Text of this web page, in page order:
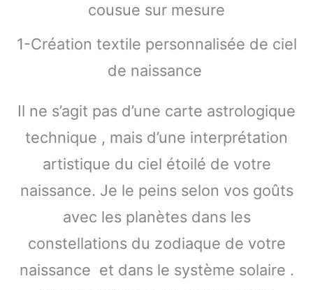
cousue sur mesure
1-Création textile personnalisée de ciel
de naissance
Il ne s’agit pas d’une carte astrologique
technique , mais d’une interprétation
artistique du ciel étoilé de votre
naissance. Je le peins selon vos goûts
avec les planètes dans les
constellations du zodiaque de votre
naissance et dans le système solaire .